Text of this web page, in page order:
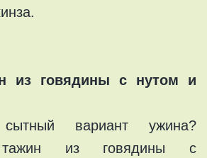
из говядины с нутом и
вариант ужина?
тажин из говядины с